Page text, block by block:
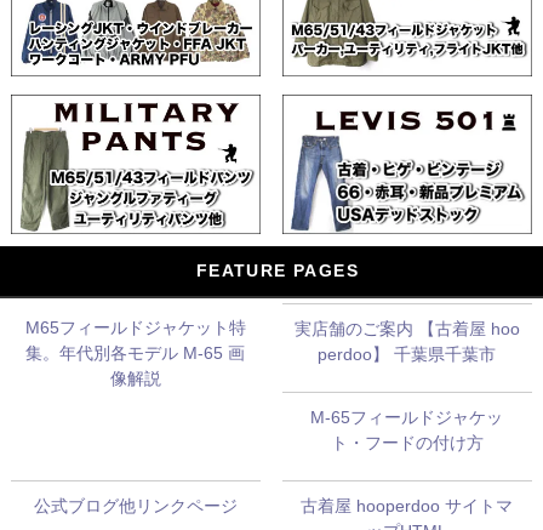
FEATURE PAGES
M65フィールドジャケット特
集。年代別各モデル M-65 画
像解説
実店舗のご案内 【古着屋 hoo
perdoo】 千葉県千葉市
M-65フィールドジャケッ
ト・フードの付け方
公式ブログ他リンクページ
古着屋 hooperdoo サイトマ